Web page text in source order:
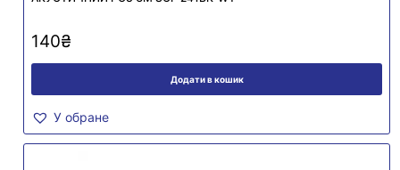
140₴
Додати в кошик
У обране